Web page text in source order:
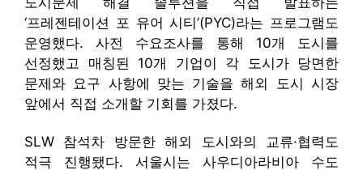
‘프레젠테이션 포 유어 시티’(PYC)라는 프로그램도
운영했다. 사전 수요조사를 통해 10개 도시를
선정했고 매칭된 10개 기업이 각 도시가 당면한
문제와 요구 사항에 맞는 기술을 해외 도시 시장
앞에서 직접 소개할 기회를 가졌다.
SLW 참석차 방문한 해외 도시와의 교류·협력도
적극 진행됐다. 서울시는 사우디아라비아 수도